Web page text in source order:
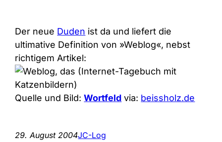
Der neue Duden ist da und liefert die
ultimative Definition von »Weblog«, nebst
richtigem Artikel:
Quelle und Bild:Wortfeld via: beissholz.de
29. August 2004JC-Log